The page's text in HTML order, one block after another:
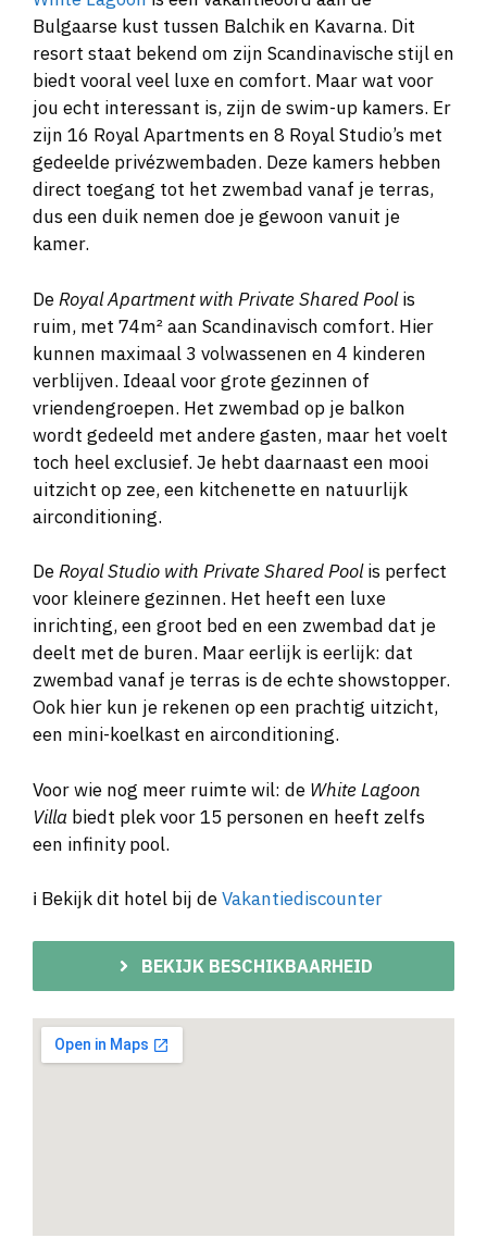
Bulgaarse kust tussen Balchik en Kavarna. Dit
resort staat bekend om zijn Scandinavische stijl en
biedt vooral veel luxe en comfort. Maar wat voor
jou echt interessant is, zijn de swim-up kamers. Er
zijn 16 Royal Apartments en 8 Royal Studio’s met
gedeelde privézwembaden. Deze kamers hebben
direct toegang tot het zwembad vanaf je terras,
dus een duik nemen doe je gewoon vanuit je
kamer.
DeRoyal Apartment with Private Shared Poolis
ruim, met 74m² aan Scandinavisch comfort. Hier
kunnen maximaal 3 volwassenen en 4 kinderen
verblijven. Ideaal voor grote gezinnen of
vriendengroepen. Het zwembad op je balkon
wordt gedeeld met andere gasten, maar het voelt
toch heel exclusief. Je hebt daarnaast een mooi
uitzicht op zee, een kitchenette en natuurlijk
airconditioning.
DeRoyal Studio with Private Shared Poolis perfect
voor kleinere gezinnen. Het heeft een luxe
inrichting, een groot bed en een zwembad dat je
deelt met de buren. Maar eerlijk is eerlijk: dat
zwembad vanaf je terras is de echte showstopper.
Ook hier kun je rekenen op een prachtig uitzicht,
een mini-koelkast en airconditioning.
Voor wie nog meer ruimte wil: de White Lagoon
Villa biedt plek voor 15 personen en heeft zelfs
een infinity pool.
ℹ️ Bekijk dit hotel bij deVakantiediscounter
BEKIJK BESCHIKBAARHEID